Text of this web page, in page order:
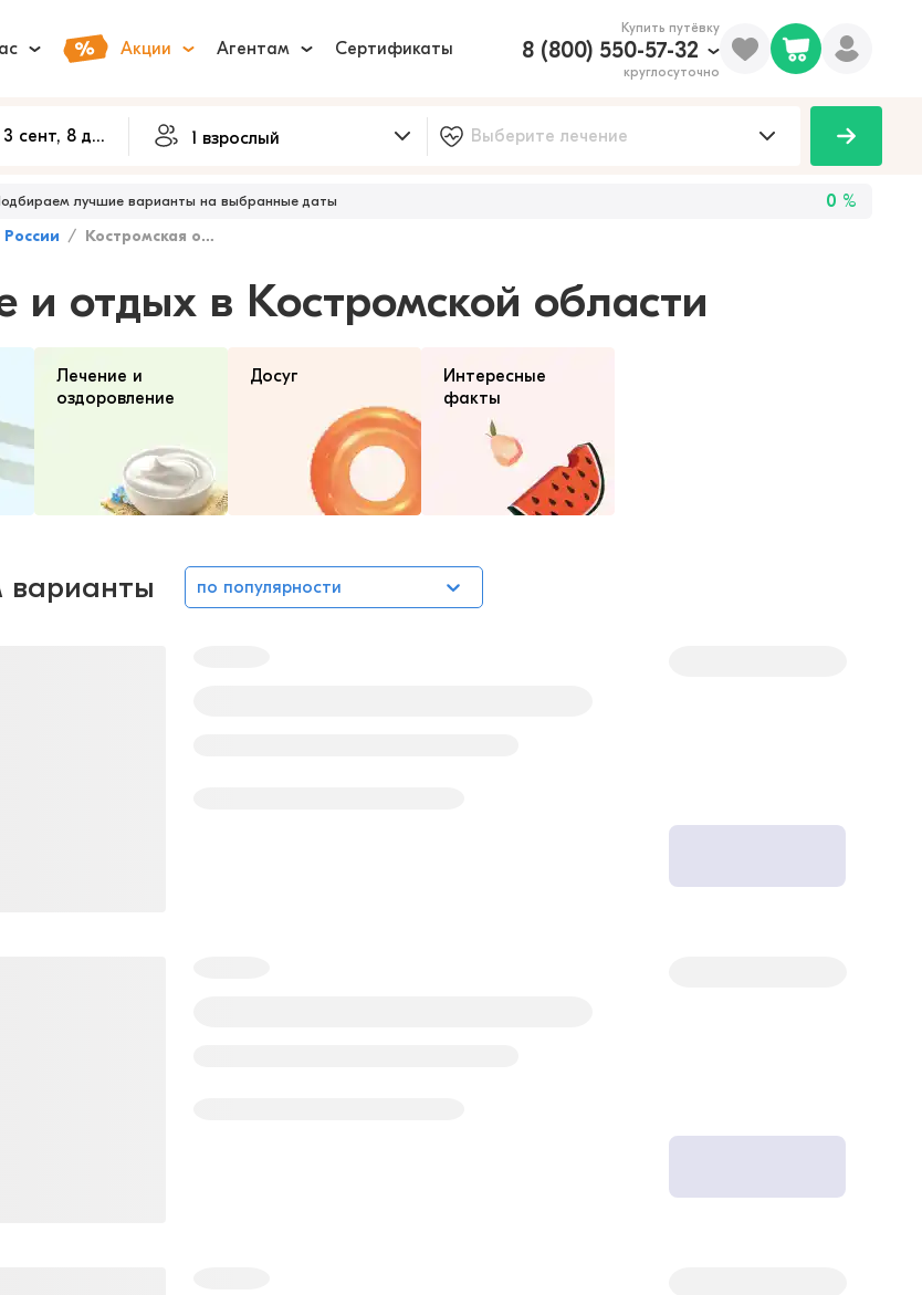
Акции Агентам Сертификаты
Купить путёвку
8 (800) 550-57-32
круглосуточно
лучшие варианты на выбранные даты 0 %
Костромская область
и отдых в Костромской области
Лечение и
оздоровление
Досуг
Интересные
факты
варианты по популярности